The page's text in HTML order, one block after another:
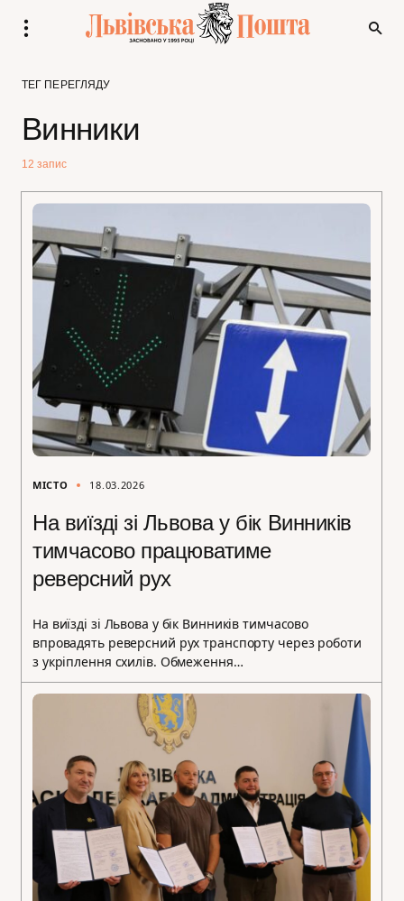
ТЕГ ПЕРЕГЛЯДУ
Винники
12 запис
МІСТО 18.03.2026
На виїзді зі Львова у бік Винників
тимчасово працюватиме
реверсний рух
На виїзді зі Львова у бік Винників тимчасово
впровадять реверсний рух транспорту через роботи
з укріплення схилів. Обмеження…